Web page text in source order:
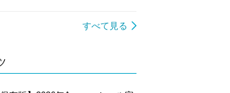
すべて見る